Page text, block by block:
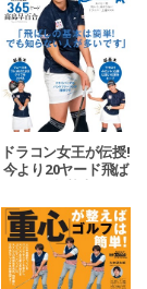
ドラコン女王が伝授!
今より20ヤード飛ば
す超基本